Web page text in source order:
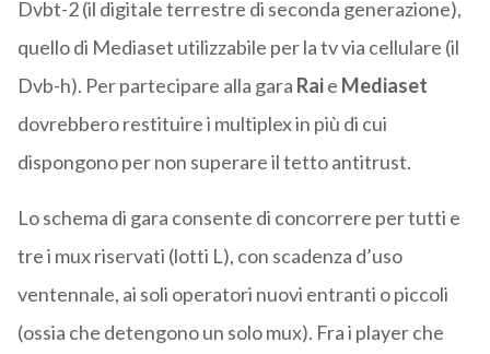
Dvbt-2 (il digitale terrestre di seconda generazione),
quello di Mediaset utilizzabile per la tv via cellulare (il
Dvb-h). Per partecipare alla gara Raie Mediaset
dovrebbero restituire i multiplex in più di cui
dispongono per non superare il tetto antitrust.
Lo schema di gara consente di concorrere per tutti e
tre i mux riservati (lotti L), con scadenza d’uso
ventennale, ai soli operatori nuovi entranti o piccoli
(ossia che detengono un solo mux). Fra i player che